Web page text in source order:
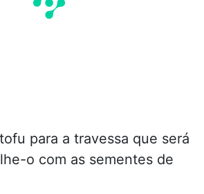
para a travessa que será
o com as sementes de